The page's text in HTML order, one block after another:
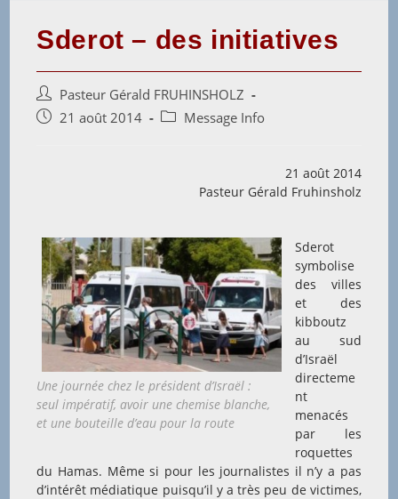
Sderot – des initiatives
Auteur/autrice
de
Pasteur Gérald FRUHINSHOLZ
Post21 août 2014
PostMessage Info
21 août 2014
Pasteur Gérald Fruhinsholz
Une journée chez le président d’Israël :
seul impératif, avoir une chemise blanche,
et une bouteille d’eau pour la route
Sderot
symbolise
des villes
et des
kibboutz
au sud
d’Israël
directeme
nt
menacés
par les
roquettes
du Hamas. Même si pour les journalistes il n’y a pas
d’intérêt médiatique puisqu’il y a très peu de victimes,